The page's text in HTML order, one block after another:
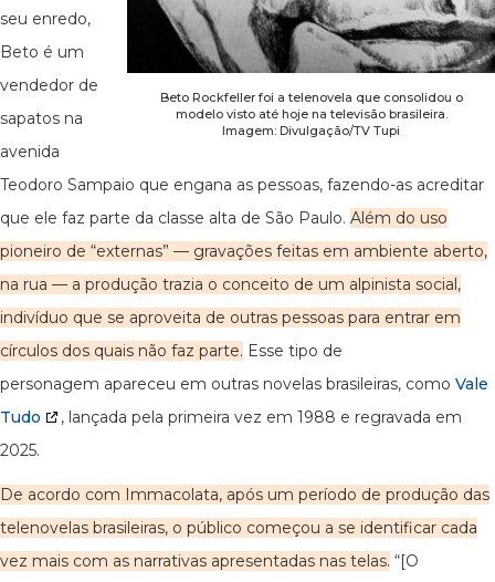
Beto Rockfeller foi a telenovela que consolidou o
modelo visto até hoje na televisão brasileira.
Imagem: Divulgação/TV Tupi
seu enredo,
Beto é um
vendedor de
sapatos na
avenida
Teodoro Sampaio que engana as pessoas, fazendo-as acreditar
que ele faz parte da classe alta de São Paulo. Além do uso
pioneiro de “externas” — gravações feitas em ambiente aberto,
na rua — a produção trazia o conceito de um alpinista social,
indivíduo que se aproveita de outras pessoas para entrar em
círculos dos quais não faz parte. Esse tipo de
personagem apareceu em outras novelas brasileiras, como Vale
Tudo
, lançada pela primeira vez em 1988 e regravada em
2025.
De acordo com Immacolata, após um período de produção das
telenovelas brasileiras, o público começou a se identificar cada
vez mais com as narrativas apresentadas nas telas. “[O